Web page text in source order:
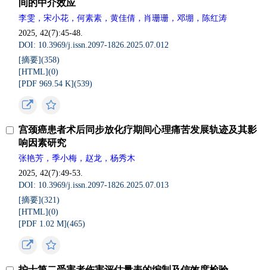
间的中介效应
李雯，宋小花，何素素，黄佳倩，肖珊珊，邓堋，陈红涛
2025, 42(7):45-48.
DOI: 10.3969/j.issn.2097-1826.2025.07.012
[摘要](358)
[HTML](0)
[PDF 969.54 K](539)
宫颈癌患者术后同步放化疗期间心理痛苦发展轨迹及其影
响因素研究
张艳芳，季小梅，赵龙，杨秀木
2025, 42(7):49-53.
DOI: 10.3969/j.issn.2097-1826.2025.07.013
[摘要](321)
[HTML](0)
[PDF 1.02 M](465)